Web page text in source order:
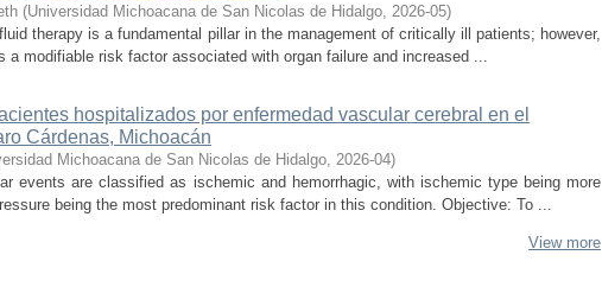
(Universidad Michoacana de San Nicolas de Hidalgo, 2026-05)
therapy is a fundamental pillar in the management of critically ill patients; however,
a modifiable risk factor associated with organ failure and increased ...
hospitalizados por enfermedad vascular cerebral en el
Cárdenas, Michoacán
Michoacana de San Nicolas de Hidalgo, 2026-04)
events are classified as ischemic and hemorrhagic, with ischemic type being more
being the most predominant risk factor in this condition. Objective: To ...
View more